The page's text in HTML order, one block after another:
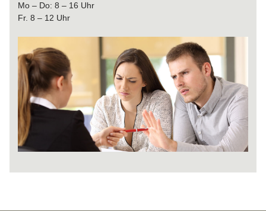
Mo – Do: 8 – 16 Uhr
Fr. 8 – 12 Uhr